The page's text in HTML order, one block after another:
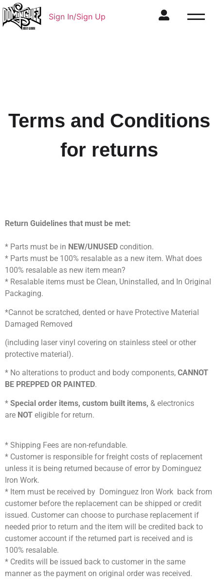
Sign In/Sign Up
Terms and Conditions
for returns
Return Guidelines that must be met:
* Parts must be in NEW/UNUSED condition.
* Parts must be 100% resalable as a new item. What does
100% resalable as new item mean?
* Resalable items must be Clean, Uninstalled, and In Original
Packaging.
*Cannot be scratched, dented or have Protective Material
Damaged Removed
(including laser vinyl covering on stainless steel or other
protective material).
* No alterations to product and body components, CANNOT
BE PREPPED OR PAINTED.
* Special order items, custom built items, & electronics
are NOT eligible for return.
* Shipping Fees are non-refundable.
* Customer is responsible for freight costs of replacement
unless it is being returned because of error by Dominguez
Iron Work.
* Item must be received by Dominguez Iron Work back from
customer before the replacement can be shipped or credit
issued. Customer can choose to purchase replacement if
needed prior to return and the item will be credited back to
customer account if the returned part is received and is
100% resalable.
* Credits will be issued back to customer in the same
manner as the payment on original order was received.